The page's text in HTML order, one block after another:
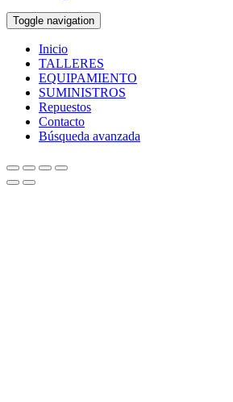
Toggle navigation
Inicio
TALLERES
EQUIPAMIENTO
SUMINISTROS
Repuestos
Contacto
Búsqueda avanzada